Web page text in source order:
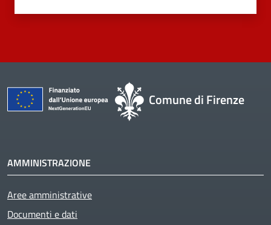
Comune di Firenze
AMMINISTRAZIONE
Aree amministrative
Documenti e dati